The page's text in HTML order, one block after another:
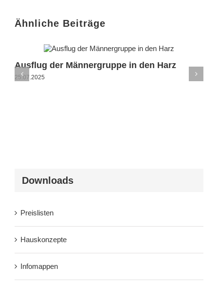
Ähnliche Beiträge
Ausflug der Männergruppe in den Harz
25.07.2025
Downloads
Preislisten
Hauskonzepte
Infomappen